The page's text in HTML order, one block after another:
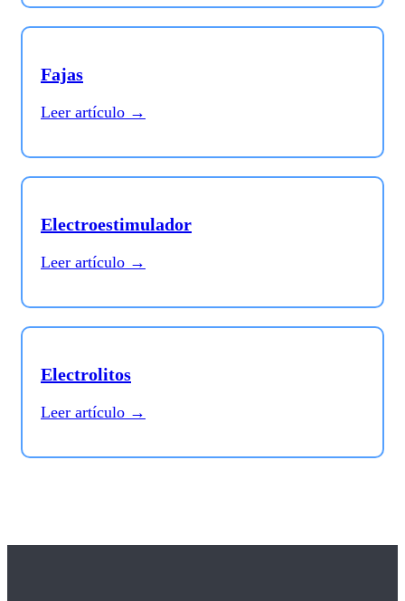
Fajas
Leer artículo →
Electroestimulador
Leer artículo →
Electrolitos
Leer artículo →